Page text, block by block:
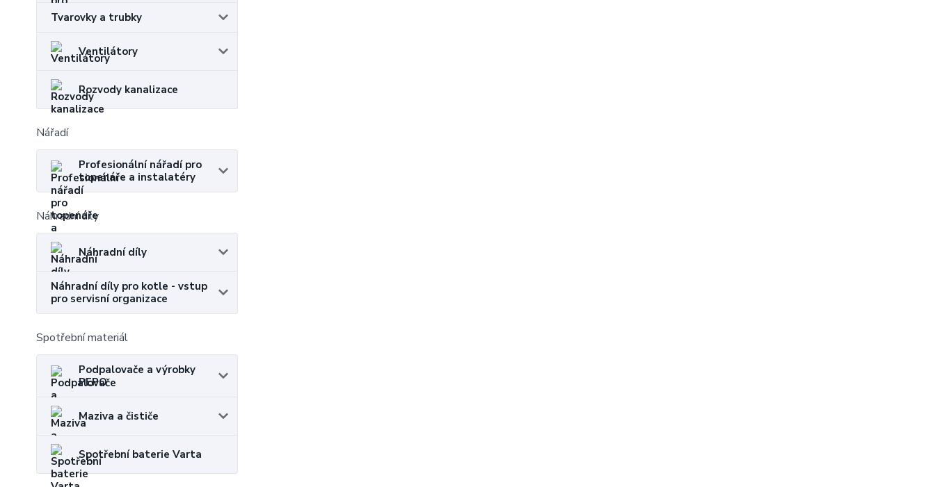
Tvarovky a trubky
Ventilátory
Rozvody kanalizace
Nářadí
Profesionální nářadí pro
topenáře a instalatéry
Náhradní díly
Náhradní díly
Náhradní díly pro kotle - vstup
pro servisní organizace
Spotřební materiál
Podpalovače a výrobky
PEPO
Maziva a čističe
Spotřební baterie Varta